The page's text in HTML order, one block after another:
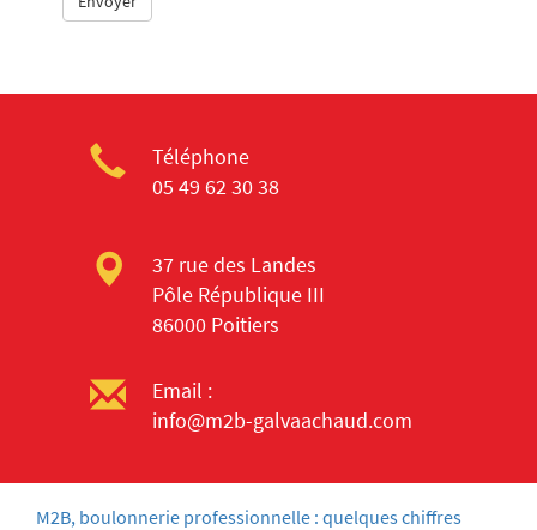
Téléphone
05 49 62 30 38
37 rue des Landes
Pôle République III
86000 Poitiers
Email :
info@m2b-galvaachaud.com
M2B, boulonnerie professionnelle : quelques chiffres